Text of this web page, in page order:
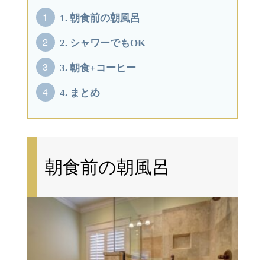
1.朝食前の朝風呂
2.シャワーでもOK
3.朝食+コーヒー
4.まとめ
朝食前の朝風呂